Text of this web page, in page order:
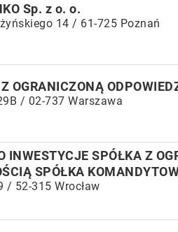
Sp. z o. o.
14 / 61-725 Poznań
OGRANICZONĄ
/ 02-737 Warszawa
INWESTYCJE SPÓŁKA Z
SPÓŁKA
/ 52-315 Wrocław